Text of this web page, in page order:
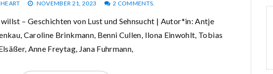
NOVEMBER 21, 2023 2 COMMENTS.
– Geschichten von Lust und Sehnsucht | Autor*in: Antje
Caroline Brinkmann, Benni Cullen, Ilona Einwohlt, Tobias
Anne Freytag, Jana Fuhrmann,